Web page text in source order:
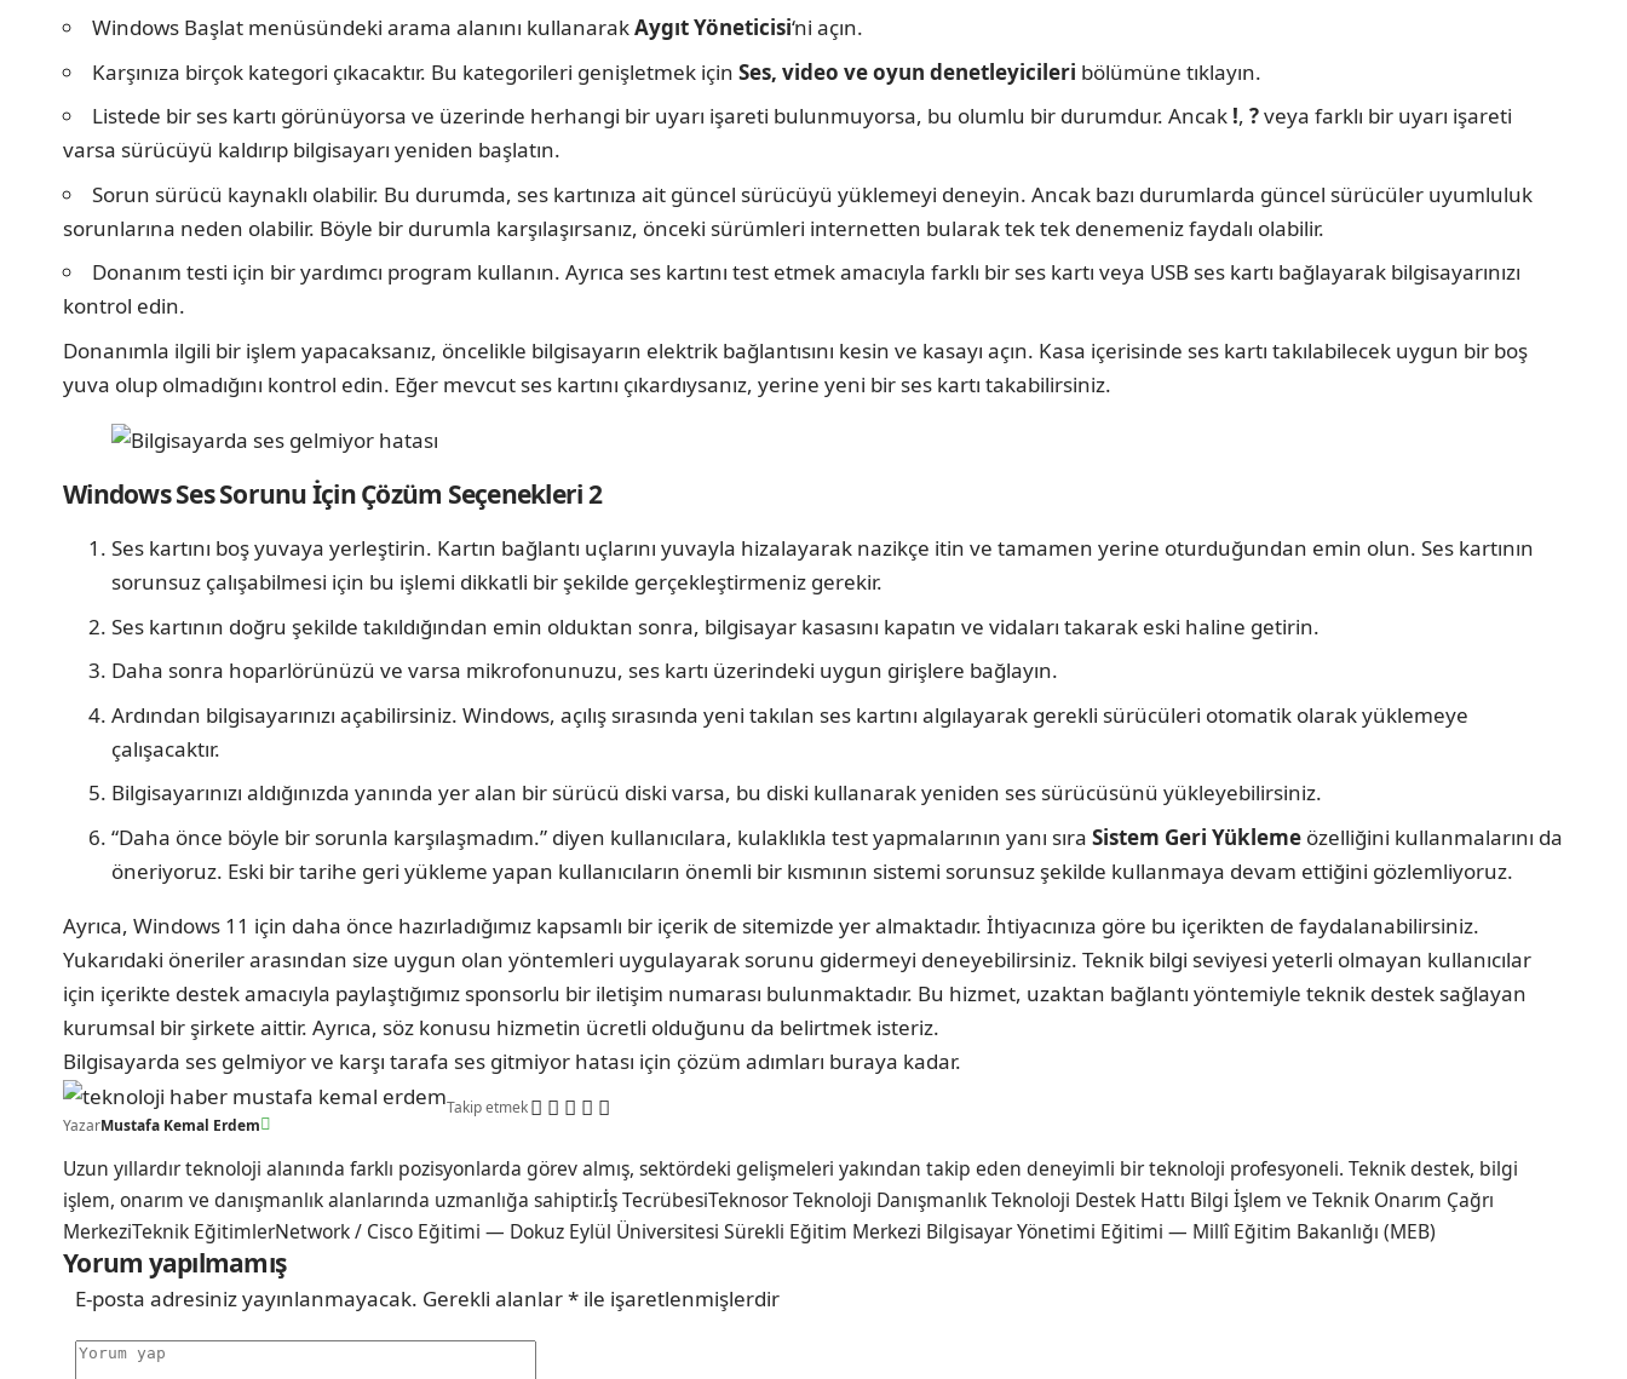
Windows Başlat menüsündeki arama alanını kullanarakAygıt Yöneticisi‘ni açın.
Karşınıza birçok kategori çıkacaktır. Bu kategorileri genişletmek için Ses, video ve oyun denetleyicileri bölümüne tıklayın.
Listede bir ses kartı görünüyorsa ve üzerinde herhangi bir uyarı işareti bulunmuyorsa, bu olumlu bir durumdur. Ancak !, ?veya farklı bir uyarı işareti
varsa sürücüyü kaldırıp bilgisayarı yeniden başlatın.
Sorun sürücü kaynaklı olabilir. Bu durumda, ses kartınıza ait güncel sürücüyü yüklemeyi deneyin. Ancak bazı durumlarda güncel sürücüler uyumluluk
sorunlarına neden olabilir. Böyle bir durumla karşılaşırsanız, önceki sürümleri internetten bularak tek tek denemeniz faydalı olabilir.
Donanım testi için bir yardımcı program kullanın. Ayrıca ses kartını test etmek amacıyla farklı bir ses kartı veya USB ses kartı bağlayarak bilgisayarınızı
kontrol edin.
Donanımla ilgili bir işlem yapacaksanız, öncelikle bilgisayarın elektrik bağlantısını kesin ve kasayı açın. Kasa içerisinde ses kartı takılabilecek uygun bir boş
yuva olup olmadığını kontrol edin. Eğer mevcut ses kartını çıkardıysanız, yerine yeni bir ses kartı takabilirsiniz.
Windows Ses Sorunu İçin Çözüm Seçenekleri 2
Ses kartını boş yuvaya yerleştirin. Kartın bağlantı uçlarını yuvayla hizalayarak nazikçe itin ve tamamen yerine oturduğundan emin olun. Ses kartının
sorunsuz çalışabilmesi için bu işlemi dikkatli bir şekilde gerçekleştirmeniz gerekir.
Ses kartının doğru şekilde takıldığından emin olduktan sonra, bilgisayar kasasını kapatın ve vidaları takarak eski haline getirin.
Daha sonra hoparlörünüzü ve varsa mikrofonunuzu, ses kartı üzerindeki uygun girişlere bağlayın.
Ardından bilgisayarınızı açabilirsiniz. Windows, açılış sırasında yeni takılan ses kartını algılayarak gerekli sürücüleri otomatik olarak yüklemeye
çalışacaktır.
Bilgisayarınızı aldığınızda yanında yer alan bir sürücü diski varsa, bu diski kullanarak yeniden ses sürücüsünü yükleyebilirsiniz.
“Daha önce böyle bir sorunla karşılaşmadım.” diyen kullanıcılara, kulaklıkla test yapmalarının yanı sıra Sistem Geri Yükleme özelliğini kullanmalarını da
öneriyoruz. Eski bir tarihe geri yükleme yapan kullanıcıların önemli bir kısmının sistemi sorunsuz şekilde kullanmaya devam ettiğini gözlemliyoruz.
Ayrıca, Windows 11 için daha önce hazırladığımız kapsamlı bir içerik de sitemizde yer almaktadır. İhtiyacınıza göre bu içerikten de faydalanabilirsiniz.
Yukarıdaki öneriler arasından size uygun olan yöntemleri uygulayarak sorunu gidermeyi deneyebilirsiniz. Teknik bilgi seviyesi yeterli olmayan kullanıcılar
için içerikte destek amacıyla paylaştığımız sponsorlu bir iletişim numarası bulunmaktadır. Bu hizmet, uzaktan bağlantı yöntemiyle teknik destek sağlayan
kurumsal bir şirkete aittir. Ayrıca, söz konusu hizmetin ücretli olduğunu da belirtmek isteriz.
Bilgisayarda ses gelmiyor ve karşı tarafa ses gitmiyor hatası için çözüm adımları buraya kadar.
YazarMustafa Kemal Erdem
Takip etmek
Uzun yıllardır teknoloji alanında farklı pozisyonlarda görev almış, sektördeki gelişmeleri yakından takip eden deneyimli bir teknoloji profesyoneli. Teknik destek, bilgi
işlem, onarım ve danışmanlık alanlarında uzmanlığa sahiptir.İş TecrübesiTeknosor Teknoloji Danışmanlık Teknoloji Destek Hattı Bilgi İşlem ve Teknik Onarım Çağrı
MerkeziTeknik EğitimlerNetwork / Cisco Eğitimi — Dokuz Eylül Üniversitesi Sürekli Eğitim Merkezi Bilgisayar Yönetimi Eğitimi — Millî Eğitim Bakanlığı (MEB)
Yorum yapılmamış
E-posta adresiniz yayınlanmayacak. Gerekli alanlar* ile işaretlenmişlerdir